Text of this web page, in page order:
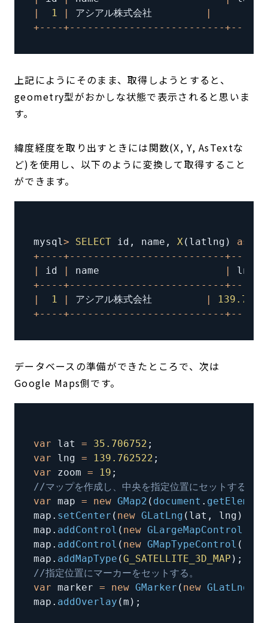
1 アシアル株式会社
+-- --+-- -- -- -- -- -- -- -- -- -- -- -- --+--
上記にようにそのまま、取得しようとすると、
geometry型がおかしな状態で表示されると思いま
す。
緯度経度を取り出すときには関数(X, Y, AsTextな
ど)を使用し、以下のように変換して取得すること
ができます。
mysql> SELECT id , name , X( latlng ) as
+-- --+-- -- -- -- -- -- -- -- -- -- -- -- --+--
|
id | name |
+-- --+-- -- -- -- -- -- -- -- -- -- -- -- --+--
|
1 | アシアル株式会社 |
+-- --+-- -- -- -- -- -- -- -- -- -- -- -- --+--
データベースの準備ができたところで、次は
Google Maps側です。
var lat = 35.706752 ;
var lng = 139.762522 ;
var zoom = 19 ;
//マップを作成し、中央を指定位置にセットする。
var map = new GMap2 ( document .
map . setCenter ( new GLatLng ( lat , lng )
map . addControl ( new GLargeMapControl
map . addControl ( new GMapTypeControl (
map . addMapType (G_SATELLITE_3D_MAP ) ;
//指定位置にマーカーをセットする。
var marker = new GMarker ( new GLatLng
map . addOverlay (m ) ;